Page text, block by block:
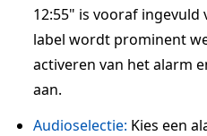
12:55" is vooraf
label wordt prominent
activeren van het alarm
aan.
Audioselectie: Kies een